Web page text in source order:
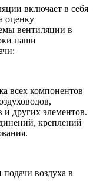
включает в себя
оценку
вентиляции в
наши
всех компонентов
и других элементов.
креплений
воздуха в